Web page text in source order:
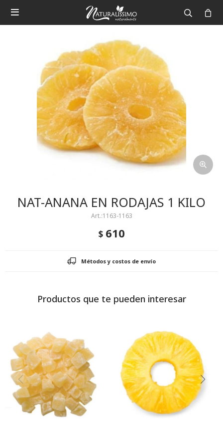

NAT-ANANA EN RODAJAS 1 KILO
1163-1163
$ 610
Métodos y costos de envío
Productos que te pueden interesar